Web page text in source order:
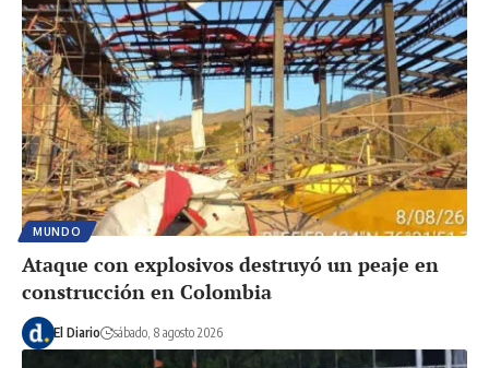
MUNDO
Ataque con explosivos destruyó un peaje en
construcción en Colombia
El Diario sábado, 8 agosto 2026